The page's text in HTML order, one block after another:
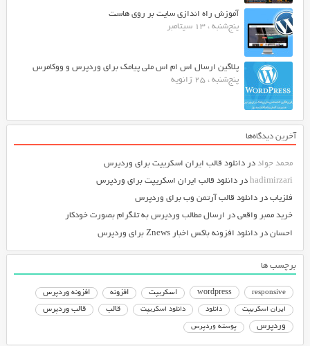
آموزش راه اندازی سایت بر روی هاست
پنج‌شنبه ، 13 سپتامبر
پلاگین ارسال اس ام اس ملی پیامک برای وردپرس و ووکامرس
پنج‌شنبه ، 25 ژانویه
آخرین دیدگاه‌ها
محمد جواددر دانلود قالب ایران اسکریپت برای وردپرس
hadimirzariدر دانلود قالب ایران اسکریپت برای وردپرس
فلزیابدر دانلود قالب آرتمن وب برای وردپرس
خرید ممبر واقعیدر ارسال مطالب وردپرس به تلگرام بصورت خودکار
احساندر دانلود افزونه باکس اخبار Znews برای وردپرس
برچسب ها
responsive
wordpress اسکریپت افزونه افزونه وردپرس
ایران اسکریپت دانلود دانلود اسکریپت قالب قالب وردپرس
وردپرس پوسته وردپرس